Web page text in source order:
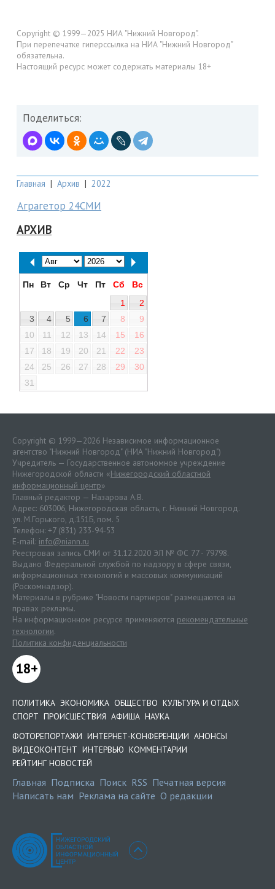
Copyright © 1999—2025 НИА "Нижний Новгород".
При перепечатке гиперссылка на НИА "Нижний Новгород"
обязательна.
Настоящий ресурс может содержать материалы 18+
Поделиться:
Главная | Архив | 2022
Аграгетор 24СМИ
АРХИВ
Пн Вт Ср Чт Пт Сб
Вс
1
2
3
4 5 6 7 8
9
10
11 12 13 14 15
16
17
18 19 20 21 22
23
24
25 26 27 28 29
30
31
Copyright © 1999—2026 Независимое информационное
агентство "Нижний Новгород" (НИА "Нижний Новгород")
Учредитель — Государственное автономное учреждение
Нижегородской области «Нижегородский областной
информационный центр»
Главный редактор — Назарова А.В.
Адрес: 603006, Нижегородская область, г. Нижний Новгород.
ул. М.Горького, д.151Б, пом. 5
Телефон: +7 (831) 233-94-53
E-mail: info@niann.ru
Реестровая запись СМИ от 31.12.2020 ЭЛ № ФС 77 - 79798.
Выдано Федеральной службой по надзору в сфере связи,
информационных технологий и массовых коммуникаций
(Роскомнадзор).
Материалы в рубрике "Новости партнеров" размещаются на
правах рекламы.
На информационном ресурсе применяются рекомендательные
технологии.
Политика конфиденциальности
18+
ПОЛИТИКА ЭКОНОМИКА ОБЩЕСТВО КУЛЬТУРА И ОТДЫХ
СПОРТ ПРОИСШЕСТВИЯ АФИША НАУКА
ФОТОРЕПОРТАЖИ ИНТЕРНЕТ-КОНФЕРЕНЦИИ АНОНСЫ
ВИДЕОКОНТЕНТ ИНТЕРВЬЮ КОММЕНТАРИИ
РЕЙТИНГ НОВОСТЕЙ
Главная Подписка Поиск RSS Печатная версия
Написать нам Реклама на сайте О редакции